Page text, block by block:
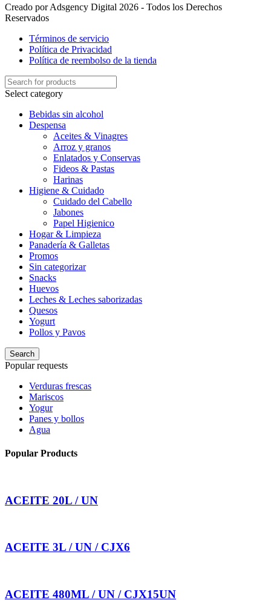
Creado por Adsgency Digital 2026 - Todos los Derechos
Reservados
Términos de servicio
Política de Privacidad
Política de reembolso de la tienda
Select category
Bebidas sin alcohol
Despensa
Aceites & Vinagres
Arroz y granos
Enlatados y Conservas
Fideos & Pastas
Harinas
Higiene & Cuidado
Cuidado del Cabello
Jabones
Papel Higienico
Hogar & Limpieza
Panadería & Galletas
Promos
Sin categorizar
Snacks
Huevos
Leches & Leches saborizadas
Quesos
Yogurt
Pollos y Pavos
Search
Popular requests
Verduras frescas
Mariscos
Yogur
Panes y bollos
Agua
Popular Products
ACEITE 20L / UN
ACEITE 3L / UN / CJX6
ACEITE 480ML / UN / CJX15UN